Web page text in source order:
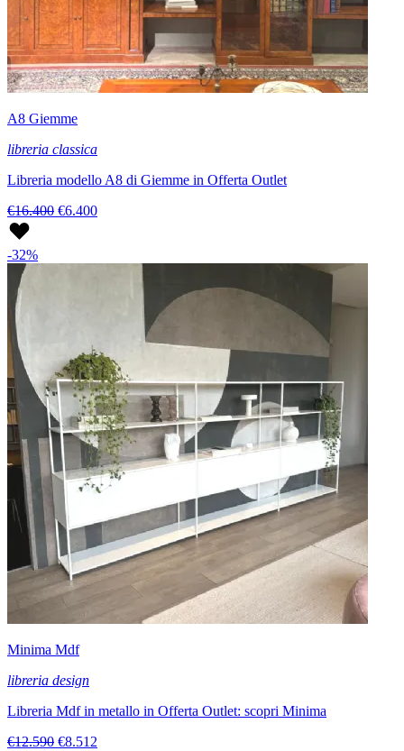
A8 Giemme
libreria classica
Libreria modello A8 di Giemme in Offerta Outlet
€16.400 €6.400
-32%
Minima Mdf
libreria design
Libreria Mdf in metallo in Offerta Outlet: scopri Minima
€12.590 €8.512